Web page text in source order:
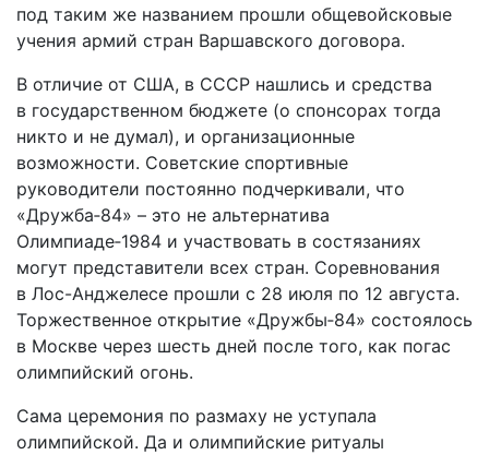
под таким же названием прошли общевойсковые
учения армий стран Варшавского договора.
В отличие от США, в СССР нашлись и средства
в государственном бюджете (о спонсорах тогда
никто и не думал), и организационные
возможности. Советские спортивные
руководители постоянно подчеркивали, что
«Дружба‑84» – это не альтернатива
Олимпиаде‑1984 и участвовать в состязаниях
могут представители всех стран. Соревнования
в Лос-Анджелесе прошли с 28 июля по 12 августа.
Торжественное открытие «Дружбы‑84» состоялось
в Москве через шесть дней после того, как погас
олимпийский огонь.
Сама церемония по размаху не уступала
олимпийской. Да и олимпийские ритуалы